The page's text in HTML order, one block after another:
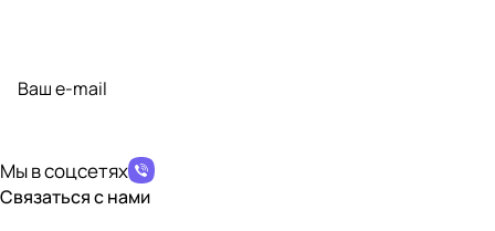
Мы в соцсетях
Связаться с нами